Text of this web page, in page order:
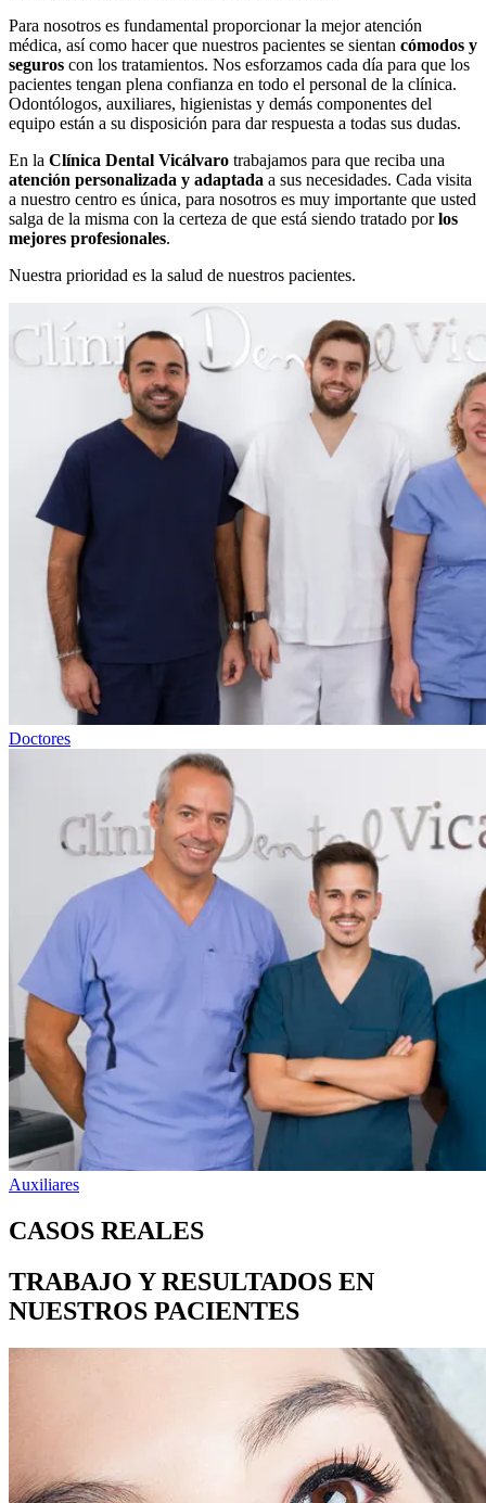
Para nosotros es fundamental proporcionar la mejor atención
médica, así como hacer que nuestros pacientes se sientan cómodos y
seguros con los tratamientos. Nos esforzamos cada día para que los
pacientes tengan plena confianza en todo el personal de la clínica.
Odontólogos, auxiliares, higienistas y demás componentes del
equipo están a su disposición para dar respuesta a todas sus dudas.
En la Clínica Dental Vicálvaro trabajamos para que reciba una
atención personalizada y adaptada a sus necesidades. Cada visita
a nuestro centro es única, para nosotros es muy importante que usted
salga de la misma con la certeza de que está siendo tratado porlos
mejores profesionales.
Nuestra prioridad es la salud de nuestros pacientes.
Doctores
Auxiliares
CASOS REALES
TRABAJO Y RESULTADOS EN
NUESTROS PACIENTES